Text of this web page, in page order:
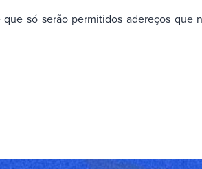
só serão permitidos adereços